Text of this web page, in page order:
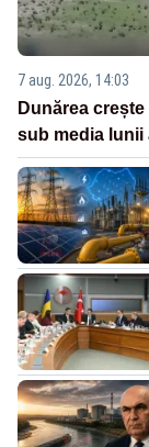
7 aug. 2026, 14:03
Dunărea
sub media lunii